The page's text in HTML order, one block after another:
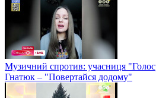
Музичний спротив: учасниця
Гнатюк – "Повертайся додому"